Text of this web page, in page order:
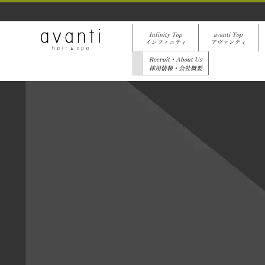
Infinity Top
インフィニティ
avanti Top
アヴァンティ
Recruit・About Us
採用情報・会社概要